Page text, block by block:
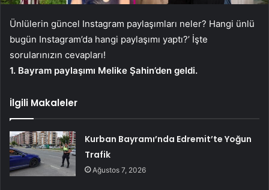
Ünlülerin güncel Instagram paylaşımları neler? Hangi ünlü
bugün Instagram’da hangi paylaşımı yaptı?’ İşte
sorularınızın cevapları!
1. Bayram paylaşımı Melike Şahin’den geldi.
İlgili Makaleler
Kurban Bayramı’nda Edremit’te Yoğun
Trafik
Ağustos 7, 2026